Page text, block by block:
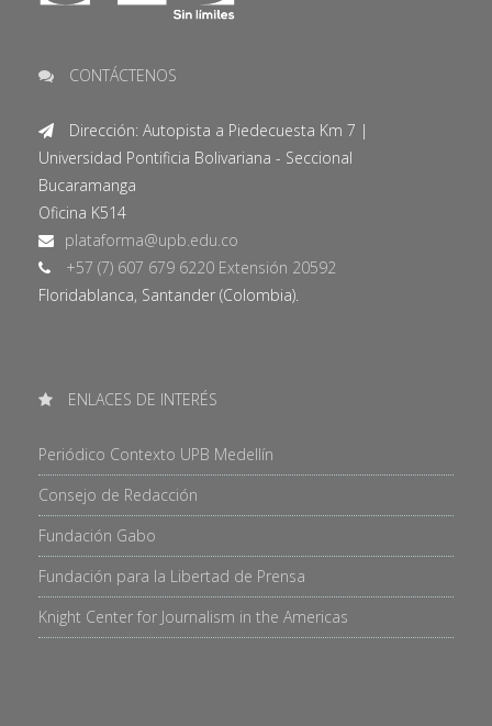
CONTÁCTENOS
Dirección: Autopista a Piedecuesta Km 7 |
Universidad Pontificia Bolivariana - Seccional
Bucaramanga
Oficina K514
+57 (7) 607 679 6220 Extensión 20592
Floridablanca, Santander (Colombia).
ENLACES DE INTERÉS
Periódico Contexto UPB Medellín
Consejo de Redacción
Fundación Gabo
Fundación para la Libertad de Prensa
Knight Center for Journalism in the Americas